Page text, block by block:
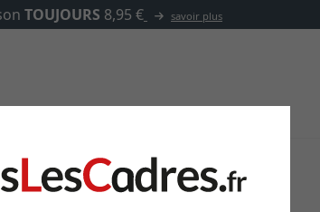
✓500 000